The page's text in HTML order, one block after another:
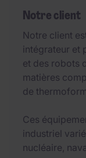
Notre client
Notre client
intégrateur et
et des robots
matières
de
Ces
industriel
nucléaire,